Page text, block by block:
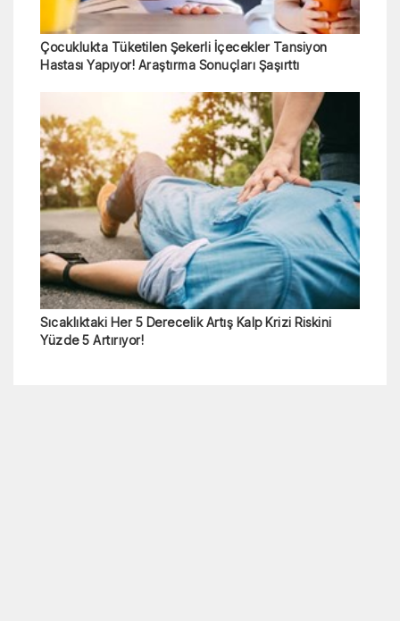
Çocuklukta Tüketilen Şekerli İçecekler Tansiyon
Hastası Yapıyor! Araştırma Sonuçları Şaşırttı
Sıcaklıktaki Her 5 Derecelik Artış Kalp Krizi Riskini
Yüzde 5 Artırıyor!